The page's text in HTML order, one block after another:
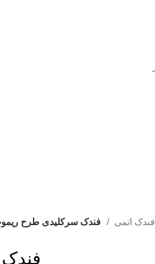
فندک اتمی فندک سرکلیدی طرح